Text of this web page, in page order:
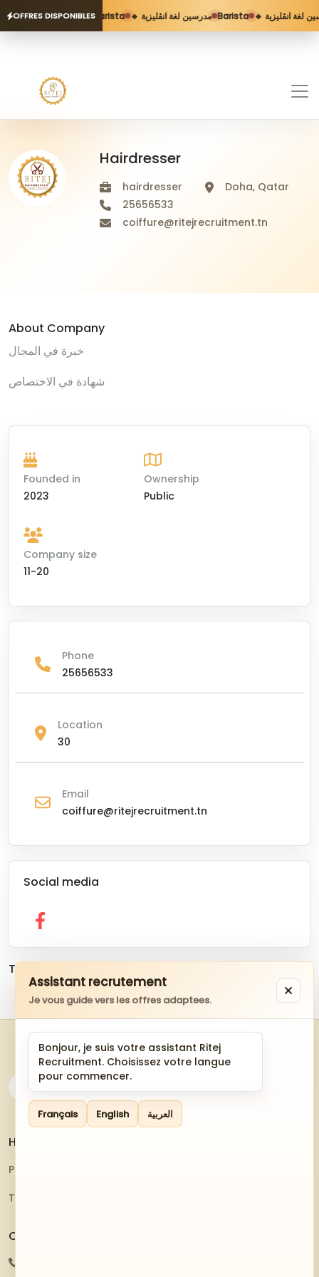
OFFRES DISPONIBLESBarista 🔹 مدرسين لغة انڨليزية Barista لغة انڨليزية
Hairdresser
hairdresser
Doha, Qatar
25656533
coiffure@ritejrecruitment.tn
About Company
خبرة في المجال
شهادة في الاختصاص
Founded in
2023
Ownership
Public
Company size
11-20
Phone
25656533
Location
30
Email
coiffure@ritejrecruitment.tn
Social media
The Latest Job not available.
Helpful Resources
Privacy Policy
Terms And Conditions
Contact Us
Assistant recrutement
Je vous guide vers les offres adaptees.
Bonjour, je suis votre assistant Ritej
Recruitment. Choisissez votre langue
pour commencer.
Français English العربية